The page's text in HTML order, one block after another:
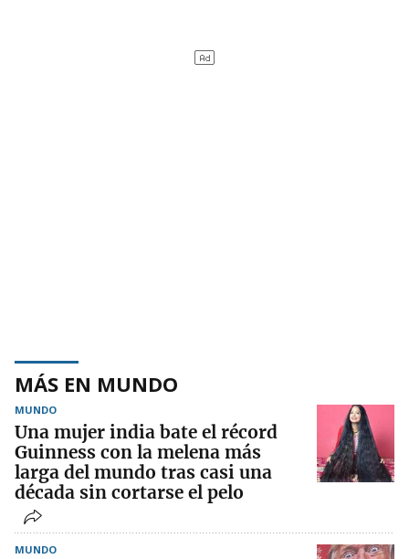
MÁS EN MUNDO
MUNDO
Una mujer india bate el récord
Guinness con la melena más
larga del mundo tras casi una
década sin cortarse el pelo
MUNDO